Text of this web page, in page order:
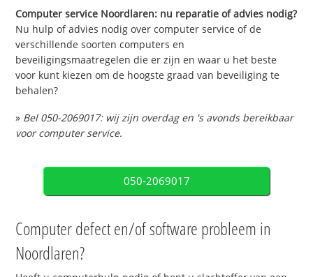
Computer service Noordlaren: nu reparatie of advies nodig?
Nu hulp of advies nodig over computer service of de
verschillende soorten computers en
beveiligingsmaatregelen die er zijn en waar u het beste
voor kunt kiezen om de hoogste graad van beveiliging te
behalen?
» Bel 050-2069017: wij zijn overdag en 's avonds bereikbaar
voor computer service.
050-2069017
Computer defect en/of software probleem in
Noordlaren?